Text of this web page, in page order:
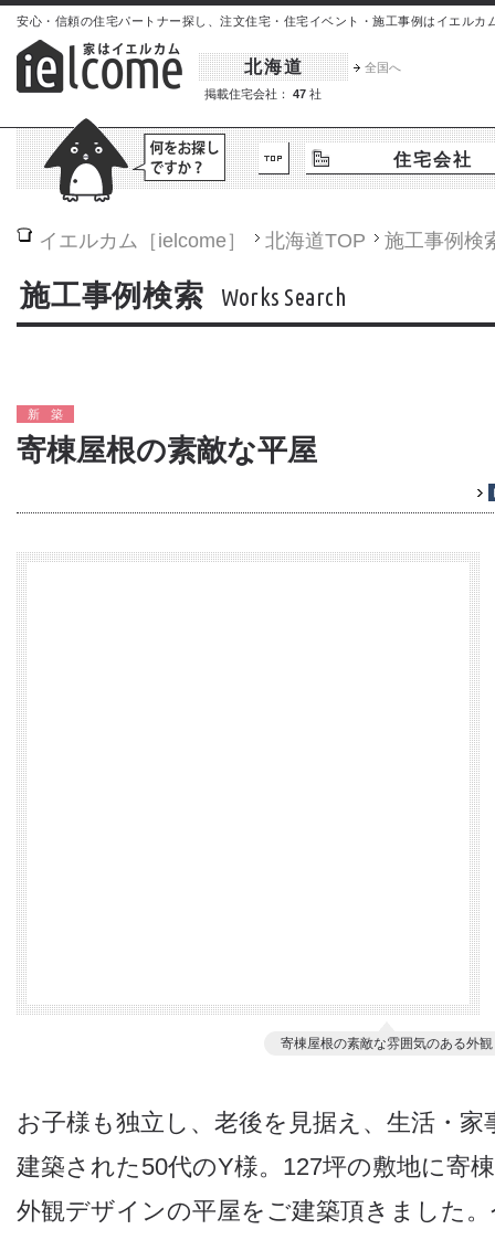
安心・信頼の住宅パートナー探し、注文住宅・住宅イベント・施工事例はイエルカ
北海道
全国へ
掲載住宅会社：
47 社
住宅会社
イエルカム［ielcome］ 北海道TOP 施工事例検
施工事例検索 Works Search
新築
寄棟屋根の素敵な平屋
寄棟屋根の素敵な雰囲気のある外観
お子様も独立し、老後を見据え、生活・
建築された50代のY様。127坪の敷地に寄
外観デザインの平屋をご建築頂きました